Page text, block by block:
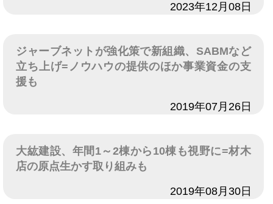
2023年12月08日
ジャーブネットが強化策で新組織、SABMなど
立ち上げ=ノウハウの提供のほか事業資金の支
援も
2019年07月26日
大紘建設、年間1～2棟から10棟も視野に=材木
店の原点生かす取り組みも
2019年08月30日